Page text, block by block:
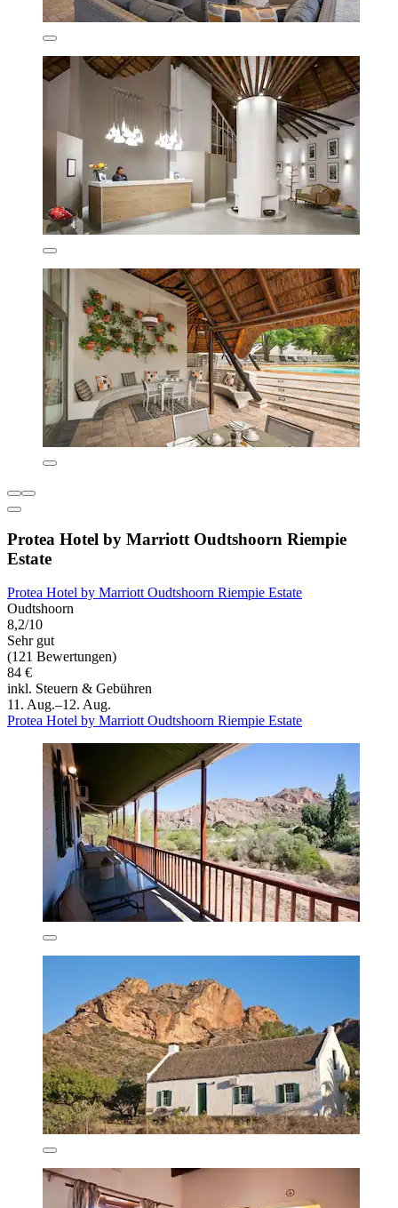
Protea Hotel by Marriott Oudtshoorn Riempie
Estate
Protea Hotel by Marriott Oudtshoorn Riempie Estate
Oudtshoorn
8,2/10
Sehr gut
(121 Bewertungen)
84 €
inkl. Steuern & Gebühren
11. Aug.–12. Aug.
Protea Hotel by Marriott Oudtshoorn Riempie Estate